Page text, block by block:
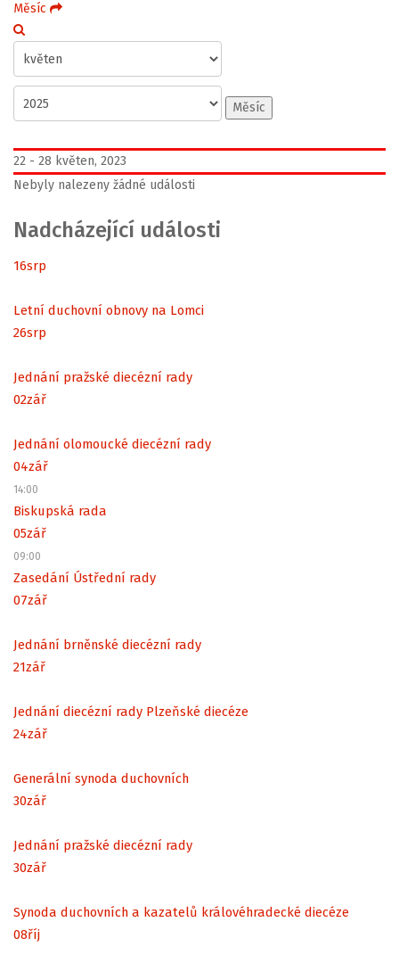
Měsíc
Měsíc
22 - 28 květen, 2023
Nebyly nalezeny žádné události
Nadcházející události
16srp
Letní duchovní obnovy na Lomci
26srp
Jednání pražské diecézní rady
02zář
Jednání olomoucké diecézní rady
04zář
14:00
Biskupská rada
05zář
09:00
Zasedání Ústřední rady
07zář
Jednání brněnské diecézní rady
21zář
Jednání diecézní rady Plzeňské diecéze
24zář
Generální synoda duchovních
30zář
Jednání pražské diecézní rady
30zář
Synoda duchovních a kazatelů královéhradecké diecéze
08říj